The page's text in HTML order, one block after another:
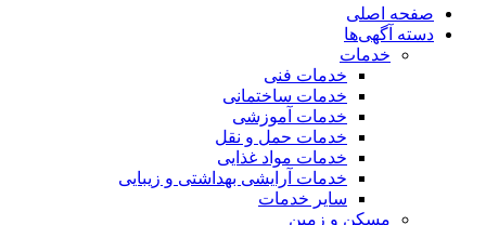
صفحه اصلی
دسته آگهی‌ها
خدمات
خدمات فنی
خدمات ساختمانی
خدمات آموزشی
خدمات حمل و نقل
خدمات مواد غذایی
خدمات آرایشی بهداشتی و زیبایی
سایر خدمات
مسکن و زمین